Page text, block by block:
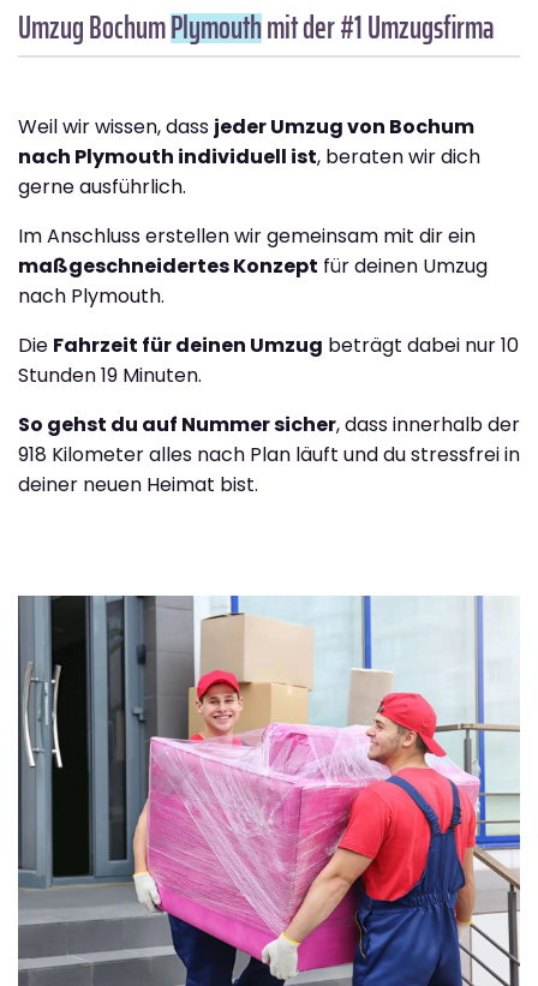
Umzug BochumPlymouthmit der #1 Umzugsfirma
Weil wir wissen, dass jeder Umzug von Bochum
nach Plymouth individuell ist, beraten wir dich
gerne ausführlich.
Im Anschluss erstellen wir gemeinsam mit dir ein
maßgeschneidertes Konzept für deinen Umzug
nach Plymouth.
Die Fahrzeit für deinen Umzug beträgt dabei nur 10
Stunden 19 Minuten.
So gehst du auf Nummer sicher, dass innerhalb der
918 Kilometer alles nach Plan läuft und du stressfrei in
deiner neuen Heimat bist.